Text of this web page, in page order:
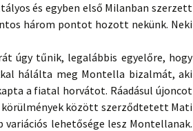
és egyben első Milanban szerzett
három pontot hozott nekünk. Neki
úgy tűnik, legalábbis egyelőre, hogy
hálálta meg Montella bizalmát, aki
a fiatal horvátot. Ráadásul újoncot
körülmények között szerződtetett Mati
variációs lehetősége lesz Montellanak.